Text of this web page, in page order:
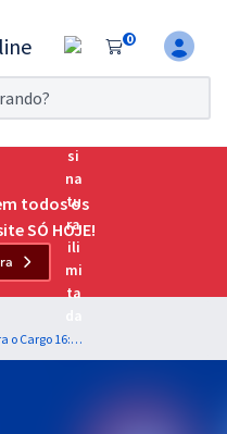
0
da
todos os
SÓ HOJE!
PF - Polícia Federal - Contabilidade Geral para o Cargo 16: Agente de Polícia Federal - Professor: Feliphe Araújo